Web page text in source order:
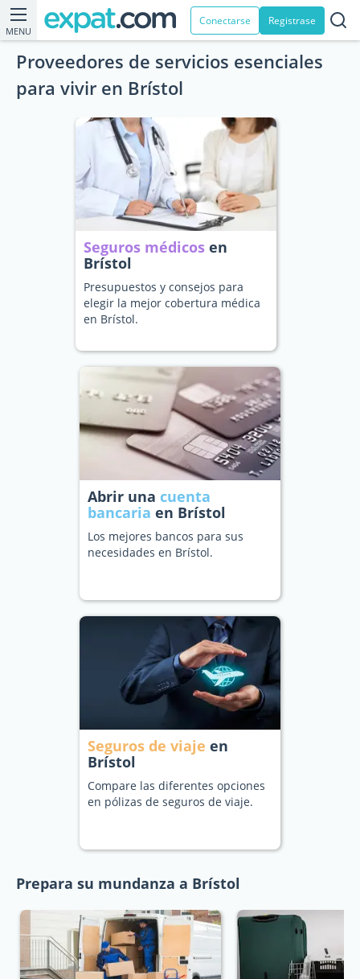
MENU
Conectarse Registrase
Proveedores de servicios esenciales
para vivir en Brístol
Seguros médicos en
Brístol
Presupuestos y consejos para
elegir la mejor cobertura médica
en Brístol.
Abrir una cuenta
bancaria en Brístol
Los mejores bancos para sus
necesidades en Brístol.
Seguros de viaje en
Brístol
Compare las diferentes opciones
en pólizas de seguros de viaje.
Prepara su mundanza a Brístol